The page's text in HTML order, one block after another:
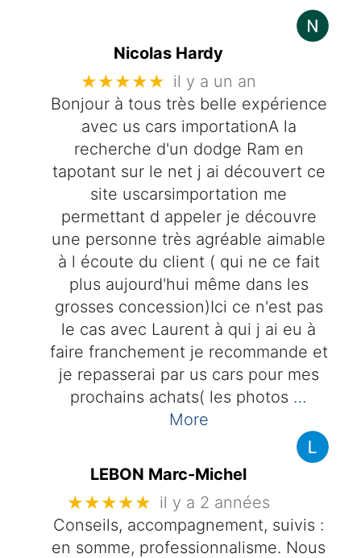
Nicolas Hardy
★★★★★ il y a un an
Bonjour à tous très belle expérience
avec us cars importationA la
recherche d'un dodge Ram en
tapotant sur le net j ai découvert ce
site uscarsimportation me
permettant d appeler je découvre
une personne très agréable aimable
à l écoute du client ( qui ne ce fait
plus aujourd'hui même dans les
grosses concession)Ici ce n'est pas
le cas avec Laurent à qui j ai eu à
faire franchement je recommande et
je repasserai par us cars pour mes
prochains achats( les photos …
More
LEBON Marc-Michel
★★★★★ il y a 2 années
Conseils, accompagnement, suivis :
en somme, professionnalisme. Nous